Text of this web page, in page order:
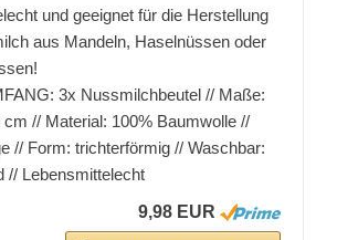
und geeignet für die Herstellung
aus Mandeln, Haselnüssen oder
3x Nussmilchbeutel // Maße:
// Material: 100% Baumwolle //
// Form: trichterförmig // Waschbar:
// Lebensmittelecht
9,98 EUR